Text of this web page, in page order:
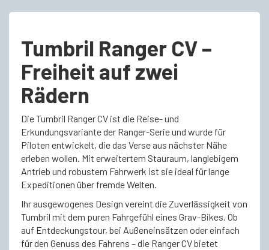
Tumbril Ranger CV –
Freiheit auf zwei
Rädern
Die Tumbril Ranger CV ist die Reise- und
Erkundungsvariante der Ranger-Serie und wurde für
Piloten entwickelt, die das Verse aus nächster Nähe
erleben wollen. Mit erweitertem Stauraum, langlebigem
Antrieb und robustem Fahrwerk ist sie ideal für lange
Expeditionen über fremde Welten.
Ihr ausgewogenes Design vereint die Zuverlässigkeit von
Tumbril mit dem puren Fahrgefühl eines Grav-Bikes. Ob
auf Entdeckungstour, bei Außeneinsätzen oder einfach
für den Genuss des Fahrens – die Ranger CV bietet